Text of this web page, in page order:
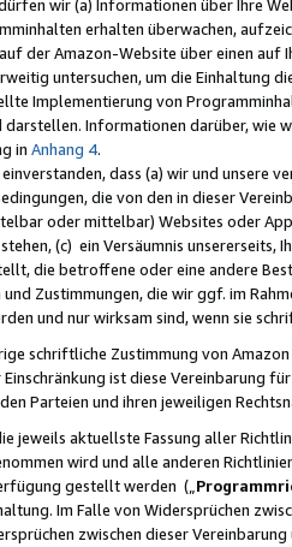
wir (a) Informationen über Ihre
erhalten überwachen,
der Amazon-Website über einen
untersuchen, um die Einhaltung
Implementierung von
Informationen darüber, wie
in Anhang 4.
dass (a) wir und
die von den in dieser
oder mittelbar) Websites oder
(c) ein Versäumnis unsererseits,
die betroffene oder eine andere
Zustimmungen, die wir ggf. im
und nur wirksam sind, wenn sie
schriftliche Zustimmung von
ist diese Vereinbarung
Parteien und ihren jeweiligen
jeweils aktuellste Fassung aller
wird und alle anderen
gestellt werden („
Im Falle von Widersprüchen
zwischen dieser